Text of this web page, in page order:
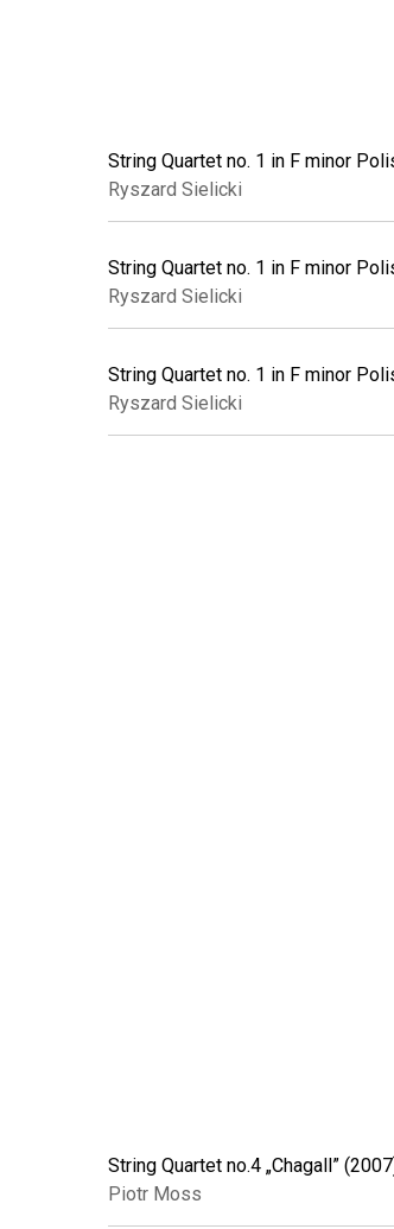
String Quartet no. 1 in F minor
Ryszard Sielicki
String Quartet no. 1 in F minor
Ryszard Sielicki
String Quartet no. 1 in F minor
Ryszard Sielicki
String Quartet no.4 „Chagall”
Piotr Moss